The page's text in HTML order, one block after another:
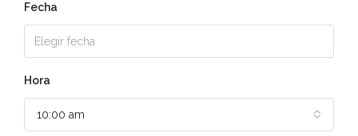
Fecha
Hora
10:00 am